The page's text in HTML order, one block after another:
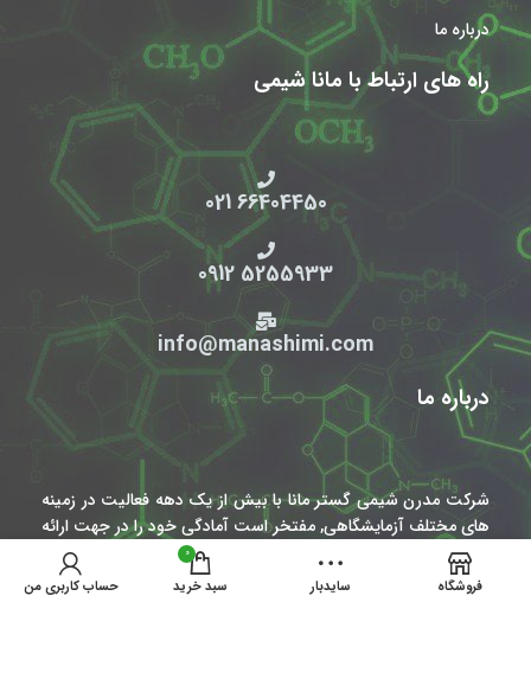
درباره ما
راه های ارتباط با مانا شیمی
66404450 021
5255933 0912
info@manashimi.com
درباره ما
شرکت مدرن شیمی گستر مانا با بیش از یک دهه فعالیت در زمینه
های مختلف آزمایشگاهی, مفتخر است آمادگی خود را در جهت ارائه
خدمات به دانشگاهیان, مراکز آموزشی پژوهشی و تحقیقاتی, صنایع
(داروسازی, غذایی, آرایشی بهداشتی, نفت و پتروشیمی, سیمان و..)
فروشگاه سایدبار
0
سبد خرید حساب کاربری من